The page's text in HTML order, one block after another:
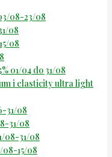
08-23/08
08
08
01/04 do 31/08
i elasticity ultra light
31/08
31/08
08-31/08
08-15/08